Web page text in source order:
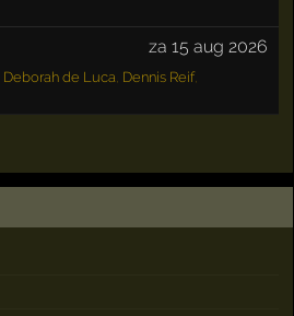
za 15 aug 2026
Deborah de Luca, Dennis Reif,